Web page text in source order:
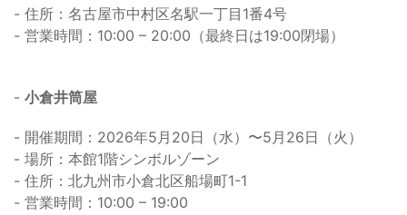
- 住所：名古屋市中村区名駅一丁目1番4号
- 営業時間：10:00 – 20:00（最終日は19:00閉場）
- 小倉井筒屋
- 開催期間：2026年5月20日（水）〜5月26日（火）
- 場所：本館1階シンボルゾーン
- 住所：北九州市小倉北区船場町1-1
- 営業時間：10:00 – 19:00